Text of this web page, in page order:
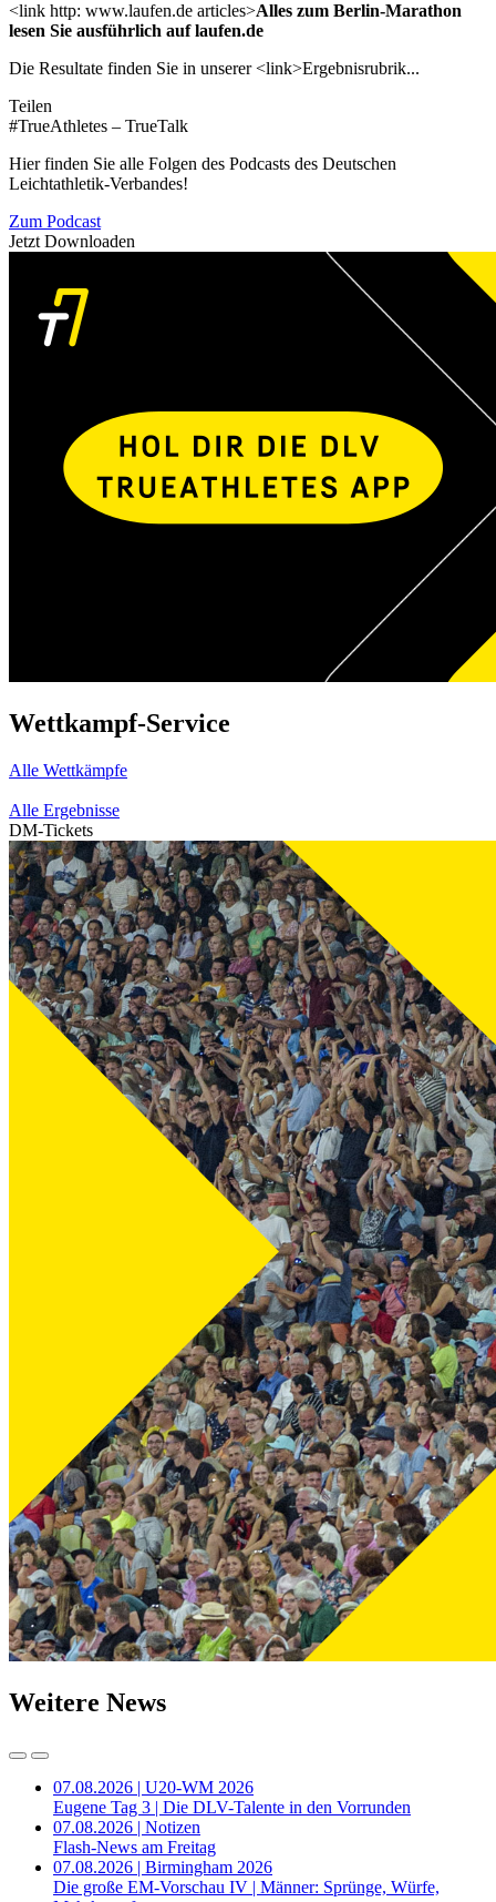
<link http: www.laufen.de articles>Alles zum Berlin-Marathon
lesen Sie ausführlich auf laufen.de
Die Resultate finden Sie in unserer <link>Ergebnisrubrik...
Teilen
#TrueAthletes – TrueTalk
Hier finden Sie alle Folgen des Podcasts des Deutschen
Leichtathletik-Verbandes!
Zum Podcast
Jetzt Downloaden
Wettkampf-Service
Alle Wettkämpfe
Alle Ergebnisse
DM-Tickets
Weitere News
07.08.2026 | U20-WM 2026
Eugene Tag 3 | Die DLV-Talente in den Vorrunden
07.08.2026 | Notizen
Flash-News am Freitag
07.08.2026 | Birmingham 2026
Die große EM-Vorschau IV | Männer: Sprünge, Würfe,